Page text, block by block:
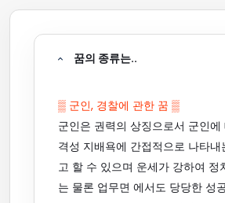
꿈의 종류는..
▒ 군인, 경찰에 관한 꿈 ▒
군인은 권력의 상징으로서 군인에
격성 지배욕에 간접적으로 나타내
고 할 수 있으며 운세가 강하여 정
는 물론 업무면 에서도 당당한 성